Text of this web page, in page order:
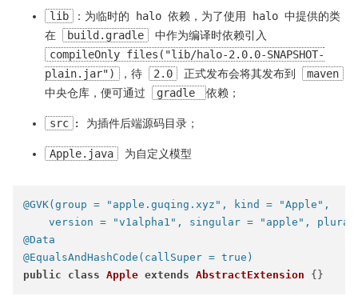
lib
：为临时的 halo 依赖，为了使用 halo 中提供的类
在
build.gradle
中作为编译时依赖引入
compileOnly files("lib/halo-2.0.0-SNAPSHOT-
plain.jar")
，待 2.0 正式发布会将其发布到
maven
中央仓库，便可通过
gradle 依赖；
src : 为插件后端源码目录；
Apple.java 为自定义模型
@GVK(group = "apple.guqing.xyz", kind = "Apple",
version = "v1alpha1", singular = "apple",
@Data
@EqualsAndHashCode(callSuper = true)
public
class Apple extends AbstractExtension